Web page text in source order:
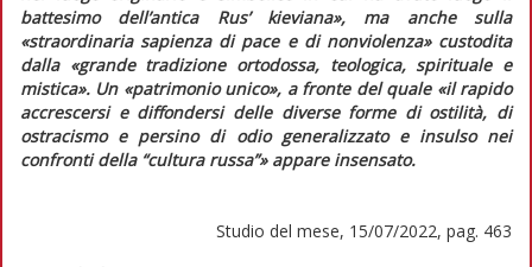
battesimo dell’antica Rus’ kieviana», ma anche sulla
«straordinaria sapienza di pace e di nonviolenza» custodita
dalla «grande tradizione ortodossa, teologica, spirituale e
mistica». Un «patrimonio unico», a fronte del quale «il rapido
accrescersi e diffondersi delle diverse forme di ostilità, di
ostracismo e persino di odio generalizzato e insulso nei
confronti della “cultura russa”» appare insensato.
Studio del mese, 15/07/2022, pag. 463